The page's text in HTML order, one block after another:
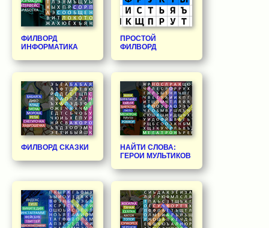
ФИЛВОРД
ИНФОРМАТИКА
ПРОСТОЙ
ФИЛВОРД
ФИЛВОРД СКАЗКИ
НАЙТИ СЛОВА:
ГЕРОИ МУЛЬТИКОВ